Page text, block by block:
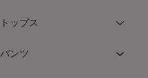
トップス
パンツ